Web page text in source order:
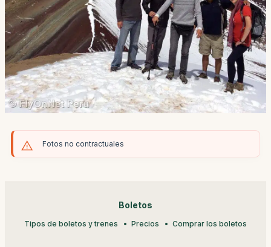
Fotos no contractuales
Boletos
Tipos de boletos y trenes Precios Comprar los boletos